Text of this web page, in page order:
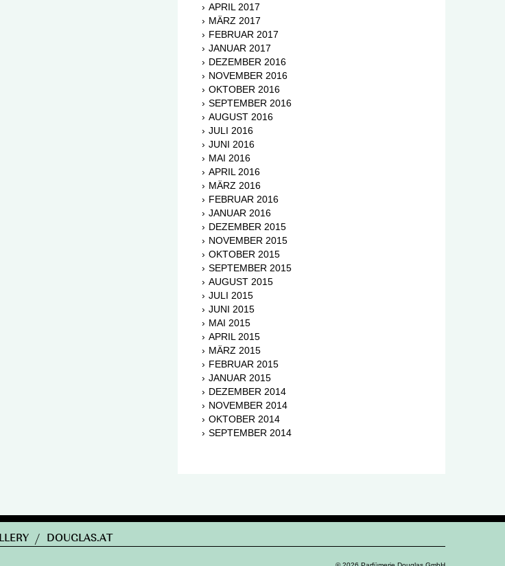
APRIL 2017
MÄRZ 2017
FEBRUAR 2017
JANUAR 2017
DEZEMBER 2016
NOVEMBER 2016
OKTOBER 2016
SEPTEMBER 2016
AUGUST 2016
JULI 2016
JUNI 2016
MAI 2016
APRIL 2016
MÄRZ 2016
FEBRUAR 2016
JANUAR 2016
DEZEMBER 2015
NOVEMBER 2015
OKTOBER 2015
SEPTEMBER 2015
AUGUST 2015
JULI 2015
JUNI 2015
MAI 2015
APRIL 2015
MÄRZ 2015
FEBRUAR 2015
JANUAR 2015
DEZEMBER 2014
NOVEMBER 2014
OKTOBER 2014
SEPTEMBER 2014
/ DOUGLAS.AT